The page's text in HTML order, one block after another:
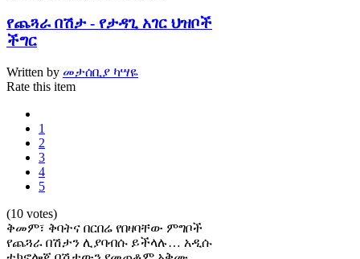
የጨጓራ በሽታ - የታዳጊ አገር ህዝቦች
ችግር
Written by መታሰቢያ ካሣዬ
Rate this item
1
2
3
4
5
(10 votes)
ቅመም፣ ቅባትና በርበሬ የበዛባቸው ምግቦች
የጨጓራ በሽታን ሊያባብሱ ይችላሉ… አዲሱ